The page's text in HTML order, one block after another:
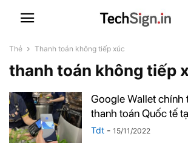
Thẻ Thanh toán không tiếp xúc
thanh toán không tiếp
Google Wallet chính
thanh toán Quốc tế
Tdt - 15/11/2022